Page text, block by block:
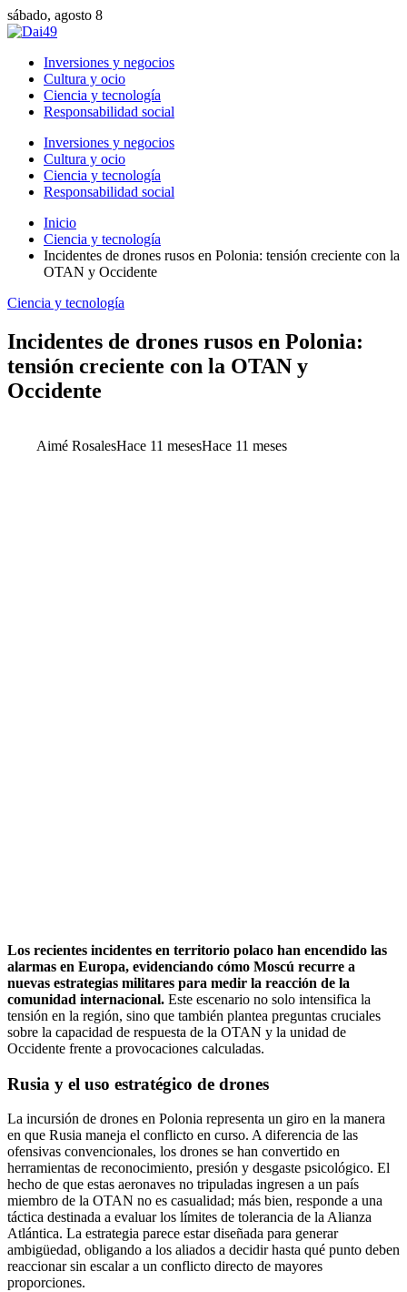
sábado, agosto 8
Inversiones y negocios
Cultura y ocio
Ciencia y tecnología
Responsabilidad social
Inversiones y negocios
Cultura y ocio
Ciencia y tecnología
Responsabilidad social
Inicio
Ciencia y tecnología
Incidentes de drones rusos en Polonia: tensión creciente con la
OTAN y Occidente
Ciencia y tecnología
Incidentes de drones rusos en Polonia:
tensión creciente con la OTAN y
Occidente
Aimé RosalesHace 11 mesesHace 11 meses
Los recientes incidentes en territorio polaco han encendido las
alarmas en Europa, evidenciando cómo Moscú recurre a
nuevas estrategias militares para medir la reacción de la
comunidad internacional. Este escenario no solo intensifica la
tensión en la región, sino que también plantea preguntas cruciales
sobre la capacidad de respuesta de la OTAN y la unidad de
Occidente frente a provocaciones calculadas.
Rusia y el uso estratégico de drones
La incursión de drones en Polonia representa un giro en la manera
en que Rusia maneja el conflicto en curso. A diferencia de las
ofensivas convencionales, los drones se han convertido en
herramientas de reconocimiento, presión y desgaste psicológico. El
hecho de que estas aeronaves no tripuladas ingresen a un país
miembro de la OTAN no es casualidad; más bien, responde a una
táctica destinada a evaluar los límites de tolerancia de la Alianza
Atlántica. La estrategia parece estar diseñada para generar
ambigüedad, obligando a los aliados a decidir hasta qué punto deben
reaccionar sin escalar a un conflicto directo de mayores
proporciones.